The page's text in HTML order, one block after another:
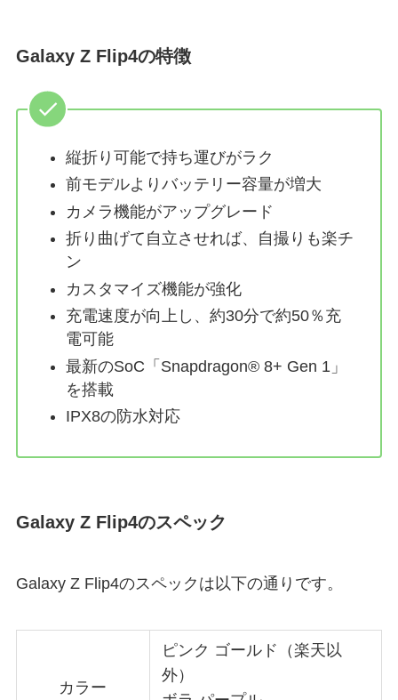
Galaxy Z Flip4の特徴
縦折り可能で持ち運びがラク
前モデルよりバッテリー容量が増大
カメラ機能がアップグレード
折り曲げて自立させれば、自撮りも楽チ
ン
カスタマイズ機能が強化
充電速度が向上し、約30分で約50％充
電可能
最新のSoC「Snapdragon® 8+ Gen 1」
を搭載
IPX8の防水対応
Galaxy Z Flip4のスペック
Galaxy Z Flip4のスペックは以下の通りです。
カラー
ピンク ゴールド（楽天以
外）